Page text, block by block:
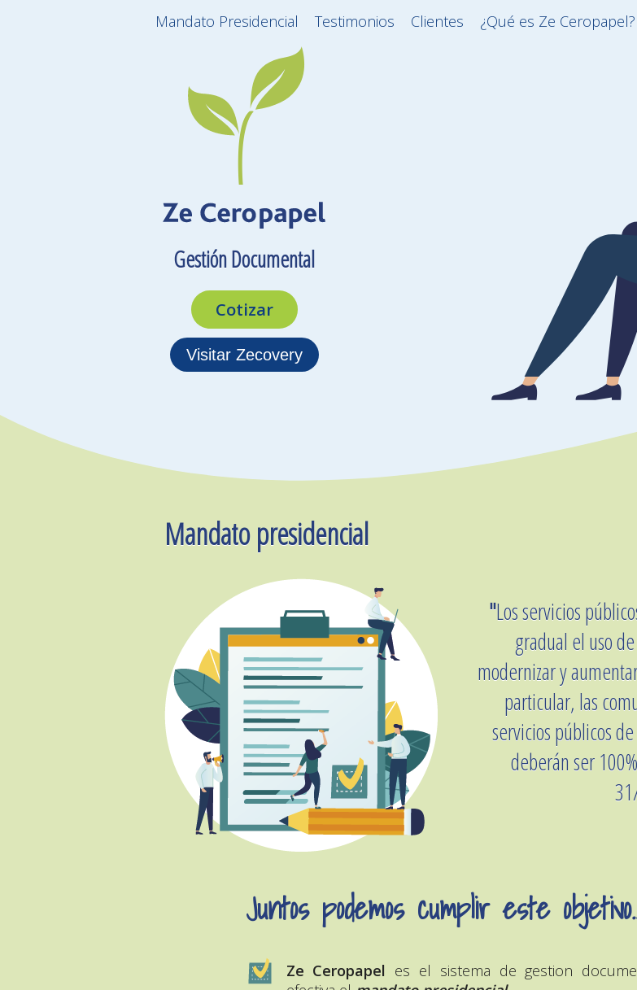
Mandato Presidencial Testimonios Clientes ¿Qué es Ze Ceropapel?
Gestión Documental
Cotizar
Visitar Zecovery
Mandato presidencial
"Los servicios
gradual el uso
modernizar y
particular, las
servicios públicos
deberán ser
Juntos podemos cumplir este
Ze Ceropapel es el sistema de gestion